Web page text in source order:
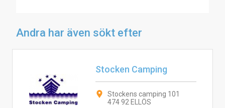
Andra har även sökt efter
Stocken Camping
Stockens camping 101
474 92 ELLÖS